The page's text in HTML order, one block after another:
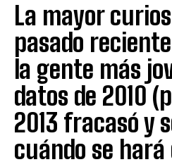
La mayor
pasado
la gente más
datos de 2010
2013 fracasó y
cuándo se hará